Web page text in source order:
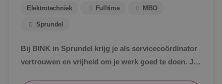
Elektrotechniek Fulltime MBO
Sprundel
Bij BINK in Sprundel krijg je als servicecoördinator
vertrouwen en vrijheid om je werk goed te doen. Je